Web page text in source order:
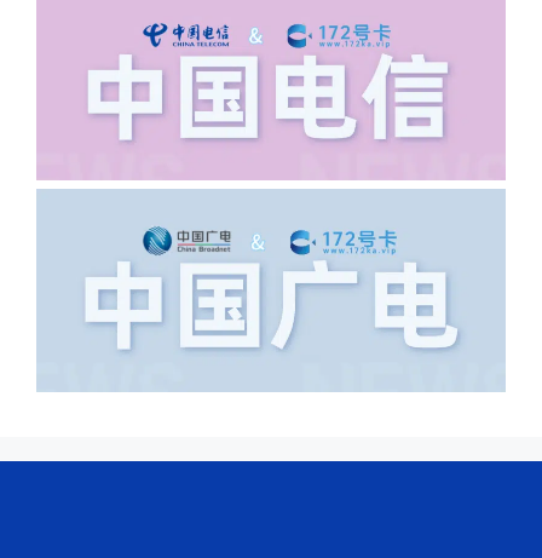
浦东新区北京路33号，这样的地址就会
导致订单失败，因为在系统审核看来你在
上海怎么又写了个北京，不知道你在哪
里，所以直接订单失败。